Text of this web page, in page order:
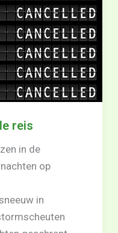
reis
in de
op
in